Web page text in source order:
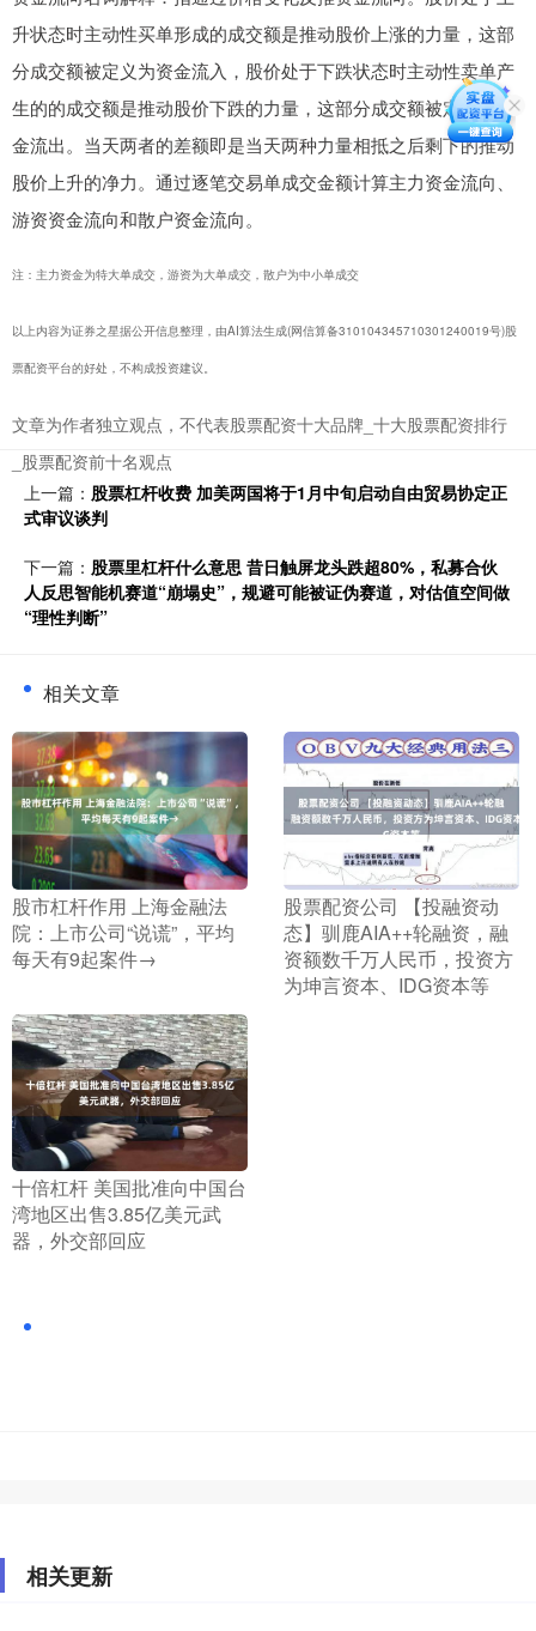
升状态时主动性买单形成的成交额是推动股价上涨的力量，这部
分成交额被定义为资金流入，股价处于下跌状态时主动性卖单产
生的的成交额是推动股价下跌的力量，这部分成交额被定义为资
金流出。当天两者的差额即是当天两种力量相抵之后剩下的推动
股价上升的净力。通过逐笔交易单成交金额计算主力资金流向、
游资资金流向和散户资金流向。
注：主力资金为特大单成交，游资为大单成交，散户为中小单成交
以上内容为证券之星据公开信息整理，由AI算法生成(网信算备310104345710301240019号)股
票配资平台的好处，不构成投资建议。
文章为作者独立观点，不代表股票配资十大品牌_十大股票配资排行
_股票配资前十名观点
上一篇： 股票杠杆收费 加美两国将于1月中旬启动自由贸易协定正
式审议谈判
下一篇： 股票里杠杆什么意思 昔日触屏龙头跌超80%，私募合伙
人反思智能机赛道“崩塌史”，规避可能被证伪赛道，对估值空间做
“理性判断”
相关文章
​股市杠杆作用 上海金融法
院：上市公司“说谎”，平均
每天有9起案件→
​股票配资公司 【投融资动
态】驯鹿AIA++轮融资，融
资额数千万人民币，投资方
为坤言资本、IDG资本等
​十倍杠杆 美国批准向中国台
湾地区出售3.85亿美元武
器，外交部回应
相关更新